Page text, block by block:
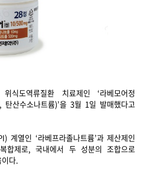
식도역류질환 치료제인 ‘라베모어정
탄산수소나트륨)’을 3월 1일 발매했다고
계열인 ‘라베프라졸나트륨’과 제산제인
합제로, 국내에서 두 성분의 조합으로
다.